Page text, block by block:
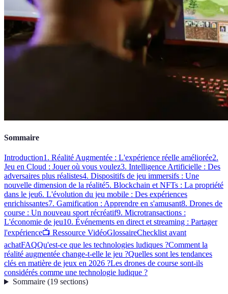
Sommaire
Introduction1. Réalité Augmentée : L'expérience réelle améliorée2.
Jeu en Cloud : Jouer où vous voulez3. Intelligence Artificielle : Des
adversaires plus réalistes4. Dispositifs de jeu immersifs : Une
nouvelle dimension de la réalité5. Blockchain et NFTs : La propriété
dans le jeu6. L'évolution du jeu mobile : Des expériences
enrichissantes7. Gamification : Apprendre en s'amusant8. Drones de
course : Un nouveau sport récréatif9. Microtransactions :
L'économie de jeu10. Événements en direct et streaming : Partager
l'expérience📺 Ressource VidéoGlossaireChecklist avant
achatFAQQu'est-ce que les technologies ludiques ?Comment la
réalité augmentée change-t-elle le jeu ?Quelles sont les tendances
clés en matière de jeux en 2026 ?Les drones de course sont-ils
considérés comme une technologie ludique ?
Sommaire(19 sections)